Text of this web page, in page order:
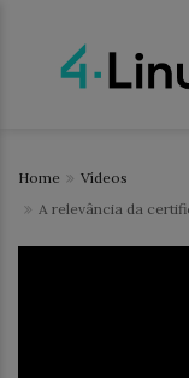
Home
Vídeos
A relevância da